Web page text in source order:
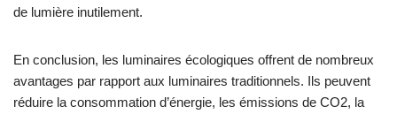
de lumière inutilement.
En conclusion, les luminaires écologiques offrent de nombreux
avantages par rapport aux luminaires traditionnels. Ils peuvent
réduire la consommation d’énergie, les émissions de CO2, la